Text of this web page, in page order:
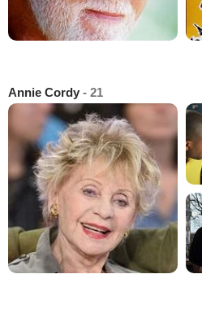
Annie Cordy - 21